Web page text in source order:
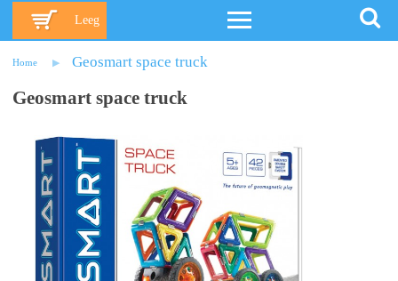
Leeg
Home Geosmart space truck
Geosmart space truck